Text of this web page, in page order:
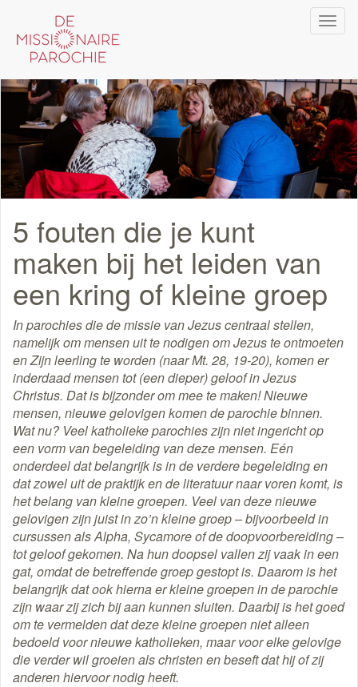
naar
inhoud
gaan
5 fouten die je kunt
maken bij het leiden van
een kring of kleine groep
In parochies die de missie van Jezus centraal stellen,
namelijk om mensen uit te nodigen om Jezus te ontmoeten
en Zijn leerling te worden (naar Mt. 28, 19-20), komen er
inderdaad mensen tot (een dieper) geloof in Jezus
Christus. Dat is bijzonder om mee te maken! Nieuwe
mensen, nieuwe gelovigen komen de parochie binnen.
Wat nu? Veel katholieke parochies zijn niet ingericht op
een vorm van begeleiding van deze mensen. Eén
onderdeel dat belangrijk is in de verdere begeleiding en
dat zowel uit de praktijk en de literatuur naar voren komt, is
het belang van kleine groepen. Veel van deze nieuwe
gelovigen zijn juist in zo’n kleine groep – bijvoorbeeld in
cursussen als Alpha, Sycamore of de doopvoorbereiding –
tot geloof gekomen. Na hun doopsel vallen zij vaak in een
gat, omdat de betreffende groep gestopt is. Daarom is het
belangrijk dat ook hierna er kleine groepen in de parochie
zijn waar zij zich bij aan kunnen sluiten. Daarbij is het goed
om te vermelden dat deze kleine groepen niet alleen
bedoeld voor nieuwe katholieken, maar voor elke gelovige
die verder wil groeien als christen en beseft dat hij of zij
anderen hiervoor nodig heeft.